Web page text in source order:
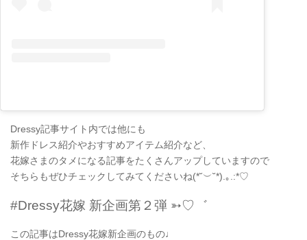
Dressy記事サイト内では他にも
新作ドレス紹介やおすすめアイテム紹介など、
花嫁さまのタメになる記事をたくさんアップしていますので
そちらもぜひチェックしてみてくださいね(*˘︶˘*).｡.:*♡
#Dressy花嫁 新企画第２弾 ➳♡゛
この記事はDressy花嫁新企画のもの♩